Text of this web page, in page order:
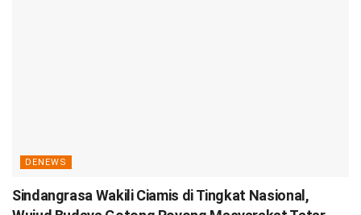
DENEWS
Sindangrasa Wakili Ciamis di Tingkat Nasional,